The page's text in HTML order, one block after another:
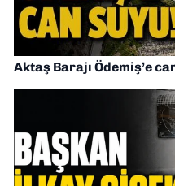
Aktaş Barajı Ödemiş’e